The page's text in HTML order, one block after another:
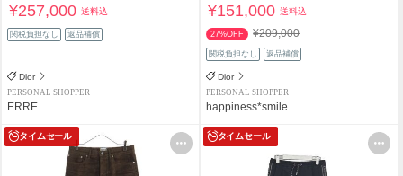
¥257,000送料込
関税負担なし 返品補償
Dior
PERSONAL SHOPPER
ERRE
¥151,000送料込
27%OFF ¥209,000
関税負担なし 返品補償
Dior
PERSONAL SHOPPER
happiness*smile
タイムセール タイムセール